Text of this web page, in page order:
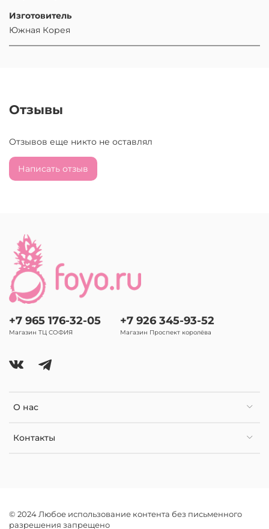
Изготовитель
Южная Корея
Отзывы
Отзывов еще никто не оставлял
Написать отзыв
О нас
Контакты
+7 965 176-32-05
Магазин ТЦ СОФИЯ
+7 926 345-93-52
Магазин Проспект королёва
© 2024 Любое использование контента без письменного
разрешения запрещено